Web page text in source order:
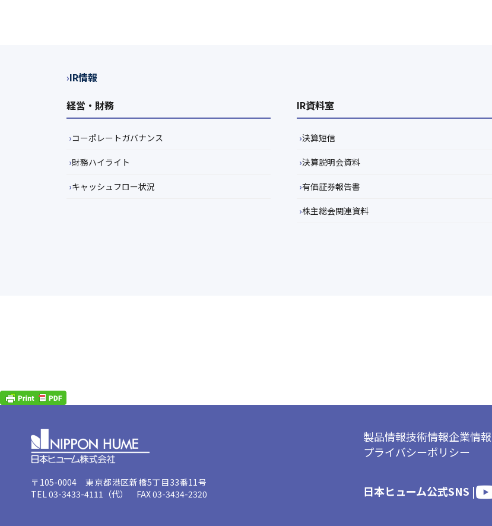
IR情報
経営・財務
コーポレートガバナンス
財務ハイライト
キャッシュフロー状況
IR資料室
決算短信
決算説明会資料
有価証券報告書
株主総会関連資料
〒105-0004 東京都港区新橋5丁目33番11号
TEL 03-3433-4111（代） FAX 03-3434-2320
製品情報技術情報企業情報
プライバシーポリシー
日本ヒューム公式SNS |